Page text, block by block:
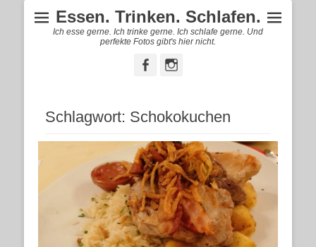
Essen. Trinken. Schlafen.
Ich esse gerne. Ich trinke gerne. Ich schlafe gerne. Und
perfekte Fotos gibt's hier nicht.
FacebookInstagram
Schlagwort: Schokokuchen